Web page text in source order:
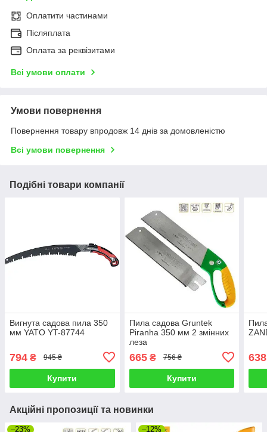
Оплатити частинами
Післяплата
Оплата за реквізитами
Всі умови оплати
Умови повернення
Повернення товару впродовж 14 днів за домовленістю
Всі умови повернення
Подібні товари компанії
Вигнута садова пила 350
мм YATO YT-87744
794 ₴ 945 ₴
Купити
Пила садова Gruntek
Piranha 350 мм 2 змінних
леза
665₴ 756 ₴
Купити
638
Акційні пропозиції та новинки
–23% –12%